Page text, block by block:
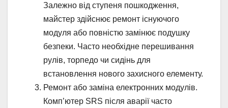
Залежно від ступеня пошкодження,
майстер здійснює ремонт існуючого
модуля або повністю замінює подушку
безпеки. Часто необхідне перешивання
рулів, торпедо чи сидінь для
встановлення нового захисного елементу.
Ремонт або заміна електронних модулів.
Комп’ютер SRS після аварії часто